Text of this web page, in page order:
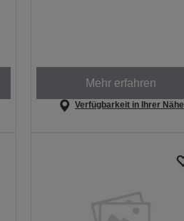
Mehr erfahren
Verfügbarkeit in Ihrer Nähe